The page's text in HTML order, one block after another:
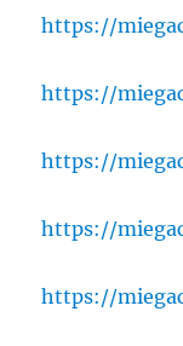
https://
https://
https://
https://
https://